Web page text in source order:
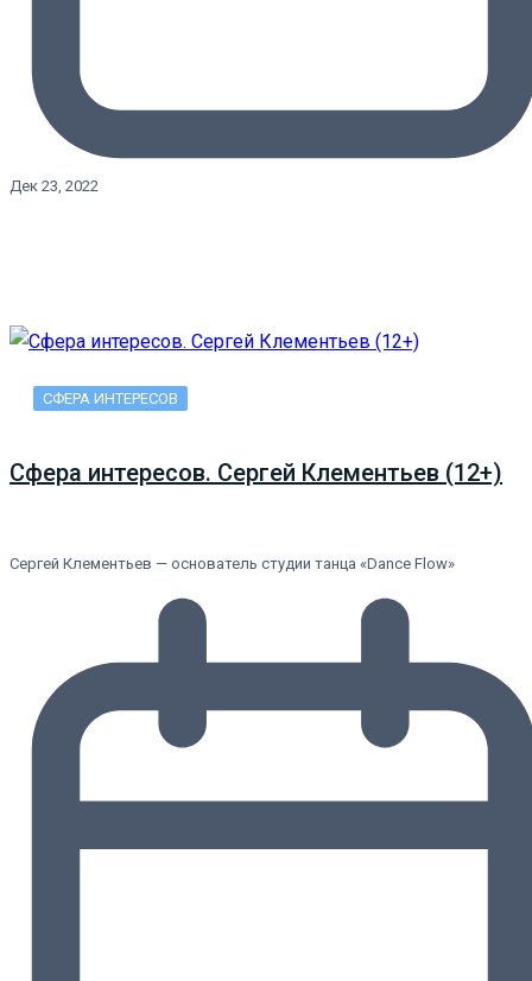
Дек 23, 2022
СФЕРА ИНТЕРЕСОВ
Сфера интересов. Сергей Клементьев (12+)
Сергей Клементьев — основатель студии танца «Dance Flow»